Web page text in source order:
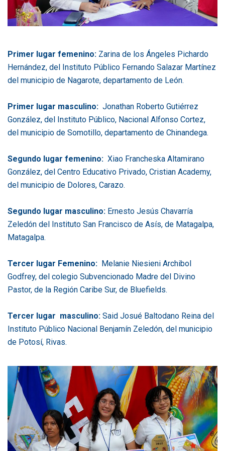
Primer lugar femenino: Zarina de los Ángeles Pichardo
Hernández, del Instituto Público Fernando Salazar Martínez
del municipio de Nagarote, departamento de León.
Primer lugar masculino: Jonathan Roberto Gutiérrez
González, del Instituto Público, Nacional Alfonso Cortez,
del municipio de Somotillo, departamento de Chinandega.
Segundo lugar femenino: Xiao Francheska Altamirano
González, del Centro Educativo Privado, Cristian Academy,
del municipio de Dolores, Carazo.
Segundo lugar masculino: Ernesto Jesús Chavarría
Zeledón del Instituto San Francisco de Asís, de Matagalpa,
Matagalpa.
Tercer lugar Femenino: Melanie Niesieni Archibol
Godfrey, del colegio Subvencionado Madre del Divino
Pastor, de la Región Caribe Sur, de Bluefields.
Tercer lugar masculino: Said Josué Baltodano Reina del
Instituto Público Nacional Benjamín Zeledón, del municipio
de Potosí, Rivas.